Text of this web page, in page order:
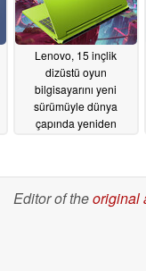
Lenovo, 15 inçlik
dizüstü oyun
bilgisayarını yeni
sürümüyle dünya
çapında yeniden
Editor of theoriginal